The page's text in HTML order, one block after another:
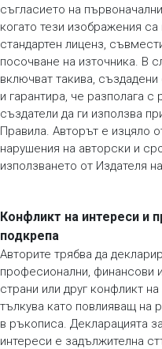
съгласието на
когато тези изображения
стандартен лиценз,
посочване на източника. В
включват такива,
и гарантира, че разполага
създатели да ги използва
Правила. Авторът е изцяло
нарушения на авторски и
използването от Издателя
Конфликт на интереси и
подкрепа
Авторите трябва да
професионални, финансови
страни или друг конфликт
тълкува като повлияващ на
в ръкописа. Декларацията
интереси е задължителна